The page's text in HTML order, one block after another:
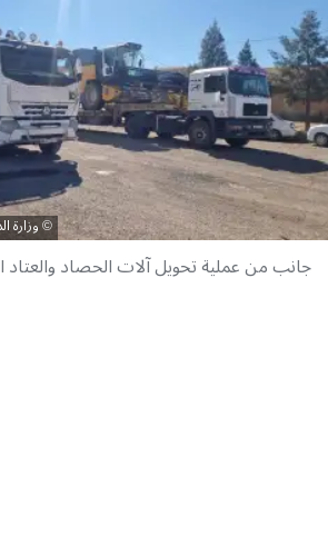
وزارة
جانب من عملية تحويل آلات الحصاد والعتاد